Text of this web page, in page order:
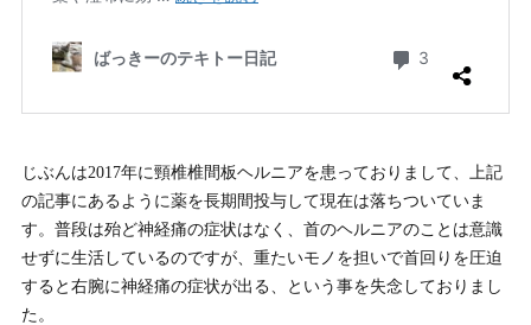
じぶんは2017年に頸椎椎間板ヘルニアを患っておりまして、上記
の記事にあるように薬を長期間投与して現在は落ちついていま
す。普段は殆ど神経痛の症状はなく、首のヘルニアのことは意識
せずに生活しているのですが、重たいモノを担いで首回りを圧迫
すると右腕に神経痛の症状が出る、という事を失念しておりまし
た。